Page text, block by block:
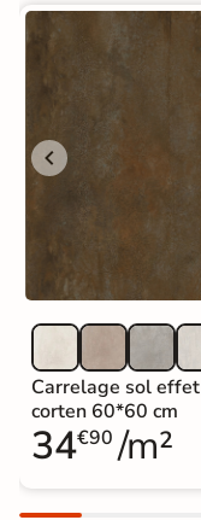
Carrelage sol
corten 60*60 cm
34€90 /m²